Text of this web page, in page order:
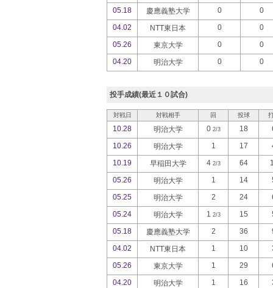
05.18
慶應義塾大学 0
0
04.02
NTT東日本 0
0
05.26
東京大学 0
0
04.20
明治大学 0 0
投手成績(最近１０試合)
対戦日 対戦相手 回 投球
10.28 明治大学 02/3 18
10.26
明治大学 1 17
10.19
早稲田大学 42/3 64
05.26
明治大学 1 14
05.25
明治大学 2 24
05.24
明治大学 1 2/3 15
05.18
慶應義塾大学 2 36
04.02
NTT東日本 1 10
05.26
東京大学 1 29
04.20
明治大学 1 16